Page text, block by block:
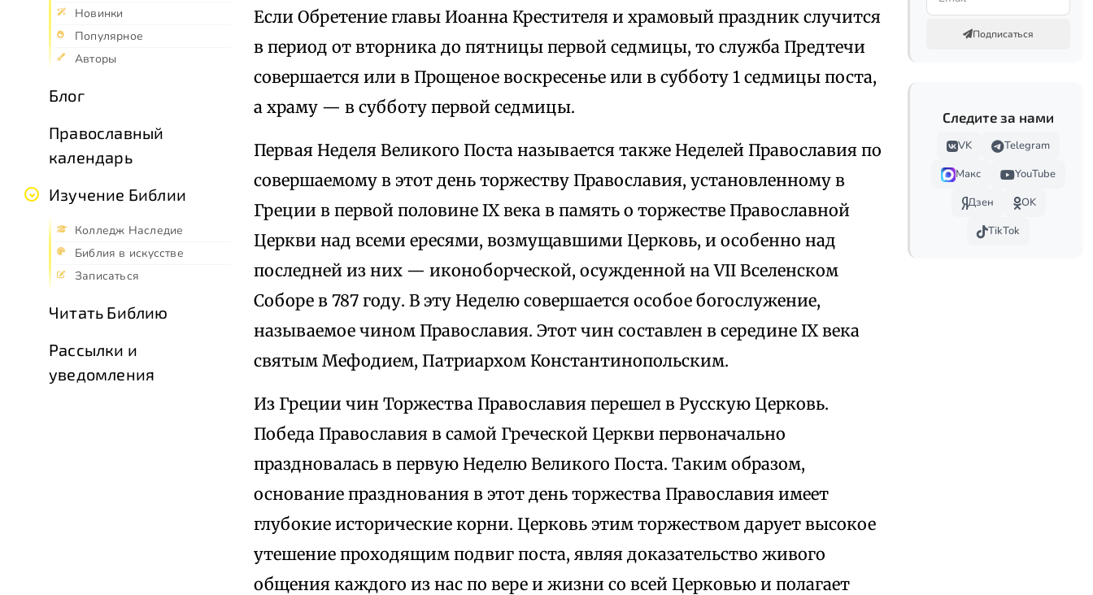
Новинки
Популярное
Авторы
Блог
Православный
календарь
Изучение Библии
Колледж Наследие
Библия в искусстве
Записаться
Читать Библию
Рассылки и
уведомления
Если Обретение главы Иоанна Крестителя и храмовый праздник случится
в период от вторника до пятницы первой седмицы, то служба Предтечи
совершается или в Прощеное воскресенье или в субботу 1 седмицы поста,
а храму — в субботу первой седмицы.
Первая Неделя Великого Поста называется также Неделей Православия по
совершаемому в этот день торжеству Православия, установленному в
Греции в первой половине IX века в память о торжестве Православной
Церкви над всеми ересями, возмущавшими Церковь, и особенно над
последней из них — иконоборческой, осужденной на VII Вселенском
Соборе в 787 году. В эту Неделю совершается особое богослужение,
называемое чином Православия. Этот чин составлен в середине IX века
святым Мефодием, Патриархом Константинопольским.
Из Греции чин Торжества Православия перешел в Русскую Церковь.
Победа Православия в самой Греческой Церкви первоначально
праздновалась в первую Неделю Великого Поста. Таким образом,
основание празднования в этот день торжества Православия имеет
глубокие исторические корни. Церковь этим торжеством дарует высокое
утешение проходящим подвиг поста, являя доказательство живого
общения каждого из нас по вере и жизни со всей Церковью и полагает
Подписаться
Следите за нами
VK
Telegram
Макс
YouTube
Дзен
OK
TikTok